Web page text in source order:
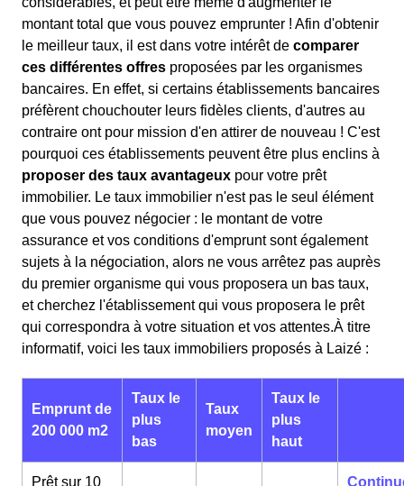
montant total que vous pouvez emprunter ! Afin d'obtenir
le meilleur taux, il est dans votre intérêt de comparer
ces différentes offres proposées par les organismes
bancaires. En effet, si certains établissements bancaires
préfèrent chouchouter leurs fidèles clients, d'autres au
contraire ont pour mission d'en attirer de nouveau ! C'est
pourquoi ces établissements peuvent être plus enclins à
proposer des taux avantageux pour votre prêt
immobilier. Le taux immobilier n'est pas le seul élément
que vous pouvez négocier : le montant de votre
assurance et vos conditions d'emprunt sont également
sujets à la négociation, alors ne vous arrêtez pas auprès
du premier organisme qui vous proposera un bas taux,
et cherchez l'établissement qui vous proposera le prêt
qui correspondra à votre situation et vos attentes.À titre
informatif, voici les taux immobiliers proposés à Laizé :
Emprunt de
200 000 m2
Taux le
plus
bas
Taux
moyen
Taux le
plus
haut
Prêt sur 10